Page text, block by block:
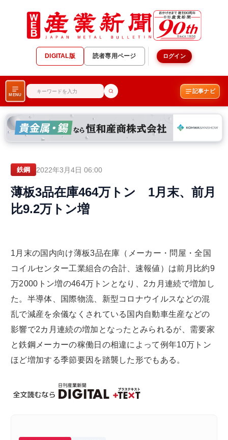
DIGITAL版 読者専用ページ ログイン
MENU
記事ナビ
鉄鋼 2022年3月4日 06:00
薄板3品在庫464万トン 1月末、前月
比9.2万トン増
1月末の国内向け薄板3品在庫（メーカー・問屋・全国
コイルセンター工業組合の合計、速報値）は前月比約9
万2000トン増の464万トンとなり、2カ月連続で増加し
た。半導体、国際物流、新型コロナウイルスなどの混
乱で減産を余儀なくされている国内自動車生産などの
影響で2カ月連続の増加となったとみられるが、需要家
と鉄鋼メーカーの稼働日の相違によって例年10万トン
ほど増加する季節要因を踏襲した形でもある。